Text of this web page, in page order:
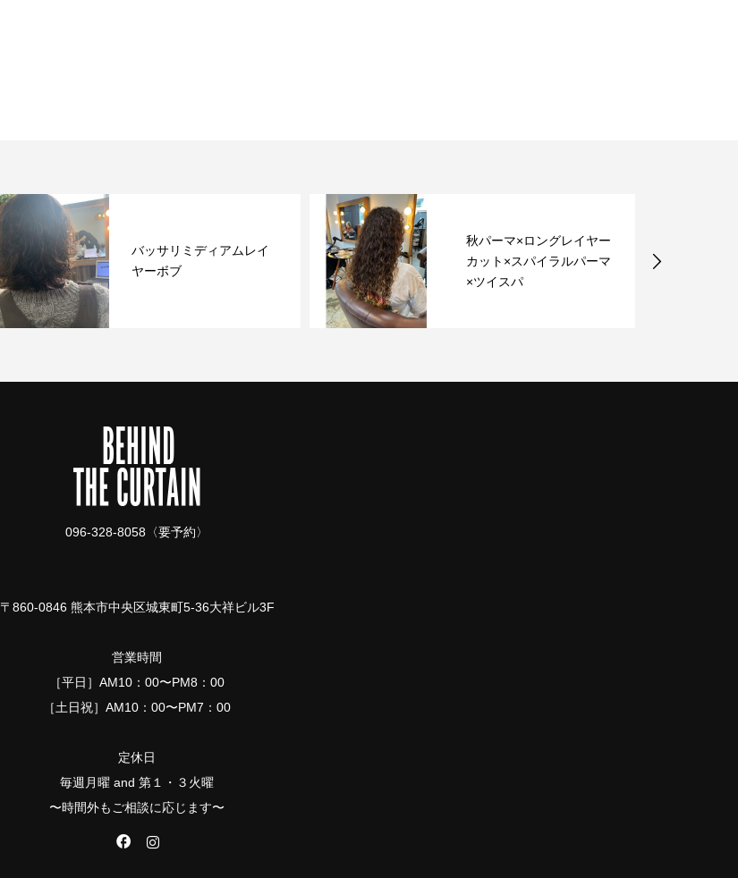
バッサリミディアムレイ
ヤーボブ
秋パーマ×ロングレイヤー
カット×スパイラルパーマ
×ツイスパ
096-328-8058〈要予約〉
〒860-0846 熊本市中央区城東町5-36大祥ビル3F
営業時間
［平日］AM10：00〜PM8：00
［土日祝］AM10：00〜PM7：00
定休日
毎週月曜 and 第１・３火曜
〜時間外もご相談に応じます〜